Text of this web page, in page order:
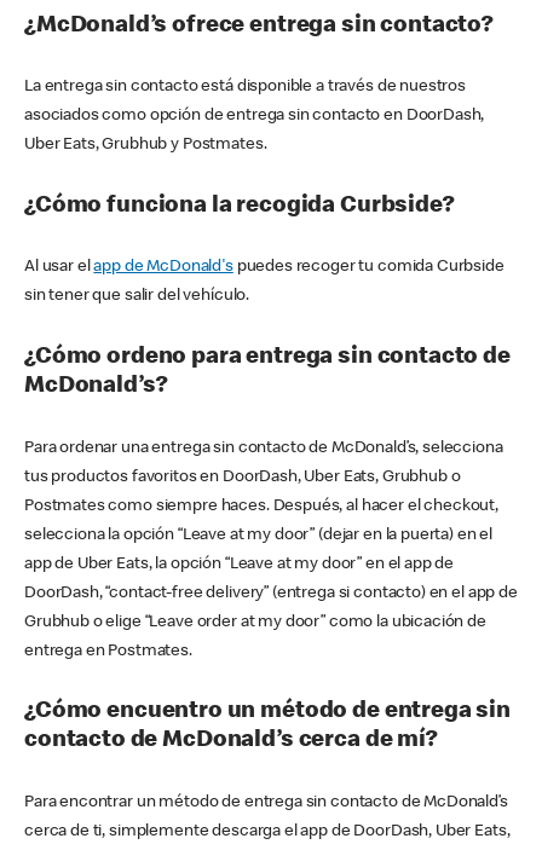
¿McDonald’s ofrece entrega sin contacto?
La entrega sin contacto está disponible a través de nuestros
asociados como opción de entrega sin contacto en DoorDash,
Uber Eats, Grubhub y Postmates.
¿Cómo funciona la recogida Curbside?
Al usar elapp de McDonald'spuedes recoger tu comida Curbside
sin tener que salir del vehículo.
¿Cómo ordeno para entrega sin contacto de
McDonald’s?
Para ordenar una entrega sin contacto de McDonald’s, selecciona
tus productos favoritos en DoorDash, Uber Eats, Grubhub o
Postmates como siempre haces. Después, al hacer el checkout,
selecciona la opción “Leave at my door” (dejar en la puerta) en el
app de Uber Eats, la opción “Leave at my door” en el app de
DoorDash, “contact-free delivery” (entrega si contacto) en el app de
Grubhub o elige “Leave order at my door” como la ubicación de
entrega en Postmates.
¿Cómo encuentro un método de entrega sin
contacto de McDonald’s cerca de mí?
Para encontrar un método de entrega sin contacto de McDonald’s
cerca de ti, simplemente descarga el app de DoorDash, Uber Eats,